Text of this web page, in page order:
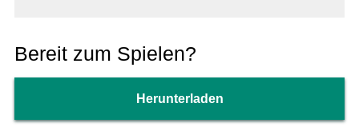
Bereit zum Spielen?
Herunterladen